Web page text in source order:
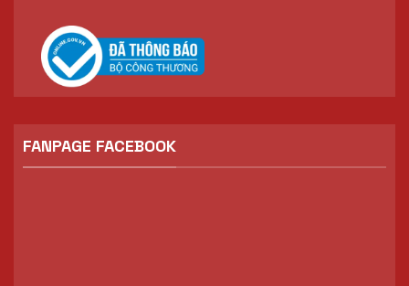
FANPAGE FACEBOOK